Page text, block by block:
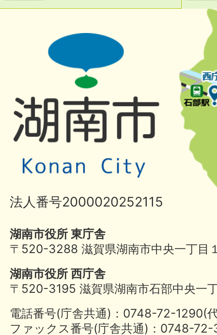
法人番号2000020252115
湖南市役所 東庁舎
〒520-3288 滋賀県湖南市中央一丁目
湖南市役所 西庁舎
〒520-3195 滋賀県湖南市石部中央一
電話番号(庁舎共通)：0748-72-
ファックス番号(庁舎共通)：0748-